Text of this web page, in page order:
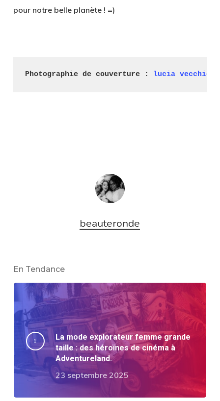
pour notre belle planète ! =)
Photographie de couverture : lucia vecchione
beauteronde
En Tendance
La mode explorateur femme grande
taille : des héroïnes de cinéma à
Adventureland.
23 septembre 2025